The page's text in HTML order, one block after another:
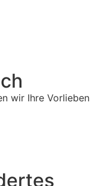
wir Ihre Vorlieben